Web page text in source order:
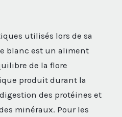
utilisés lors de sa
blanc est un aliment
de la flore
produit durant la
des protéines et
minéraux. Pour les